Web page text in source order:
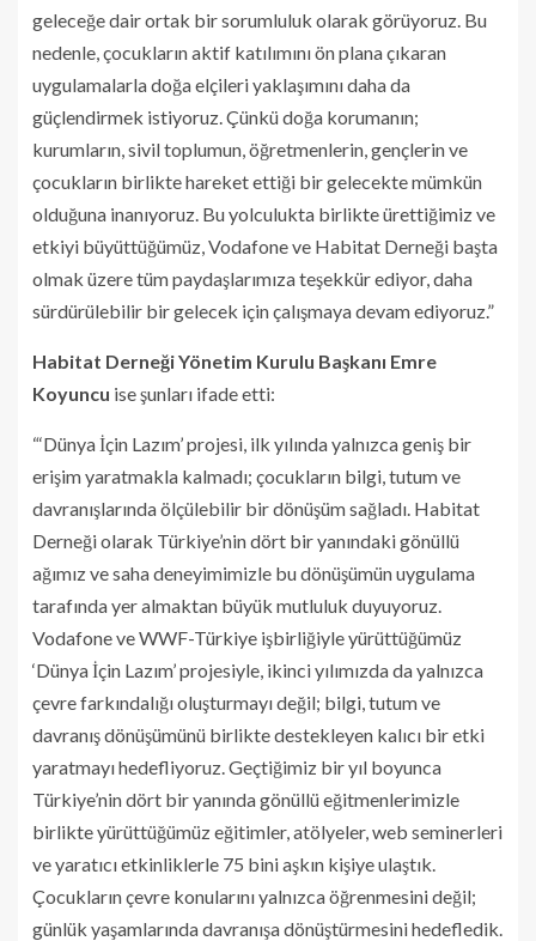
geleceğe dair ortak bir sorumluluk olarak görüyoruz. Bu
nedenle, çocukların aktif katılımını ön plana çıkaran
uygulamalarla doğa elçileri yaklaşımını daha da
güçlendirmek istiyoruz. Çünkü doğa korumanın;
kurumların, sivil toplumun, öğretmenlerin, gençlerin ve
çocukların birlikte hareket ettiği bir gelecekte mümkün
olduğuna inanıyoruz. Bu yolculukta birlikte ürettiğimiz ve
etkiyi büyüttüğümüz, Vodafone ve Habitat Derneği başta
olmak üzere tüm paydaşlarımıza teşekkür ediyor, daha
sürdürülebilir bir gelecek için çalışmaya devam ediyoruz.”
Habitat Derneği Yönetim Kurulu Başkanı Emre
Koyuncu ise şunları ifade etti:
“‘Dünya İçin Lazım’ projesi, ilk yılında yalnızca geniş bir
erişim yaratmakla kalmadı; çocukların bilgi, tutum ve
davranışlarında ölçülebilir bir dönüşüm sağladı. Habitat
Derneği olarak Türkiye’nin dört bir yanındaki gönüllü
ağımız ve saha deneyimimizle bu dönüşümün uygulama
tarafında yer almaktan büyük mutluluk duyuyoruz.
Vodafone ve WWF-Türkiye işbirliğiyle yürüttüğümüz
‘Dünya İçin Lazım’ projesiyle, ikinci yılımızda da yalnızca
çevre farkındalığı oluşturmayı değil; bilgi, tutum ve
davranış dönüşümünü birlikte destekleyen kalıcı bir etki
yaratmayı hedefliyoruz. Geçtiğimiz bir yıl boyunca
Türkiye’nin dört bir yanında gönüllü eğitmenlerimizle
birlikte yürüttüğümüz eğitimler, atölyeler, web seminerleri
ve yaratıcı etkinliklerle 75 bini aşkın kişiye ulaştık.
Çocukların çevre konularını yalnızca öğrenmesini değil;
günlük yaşamlarında davranışa dönüştürmesini hedefledik.